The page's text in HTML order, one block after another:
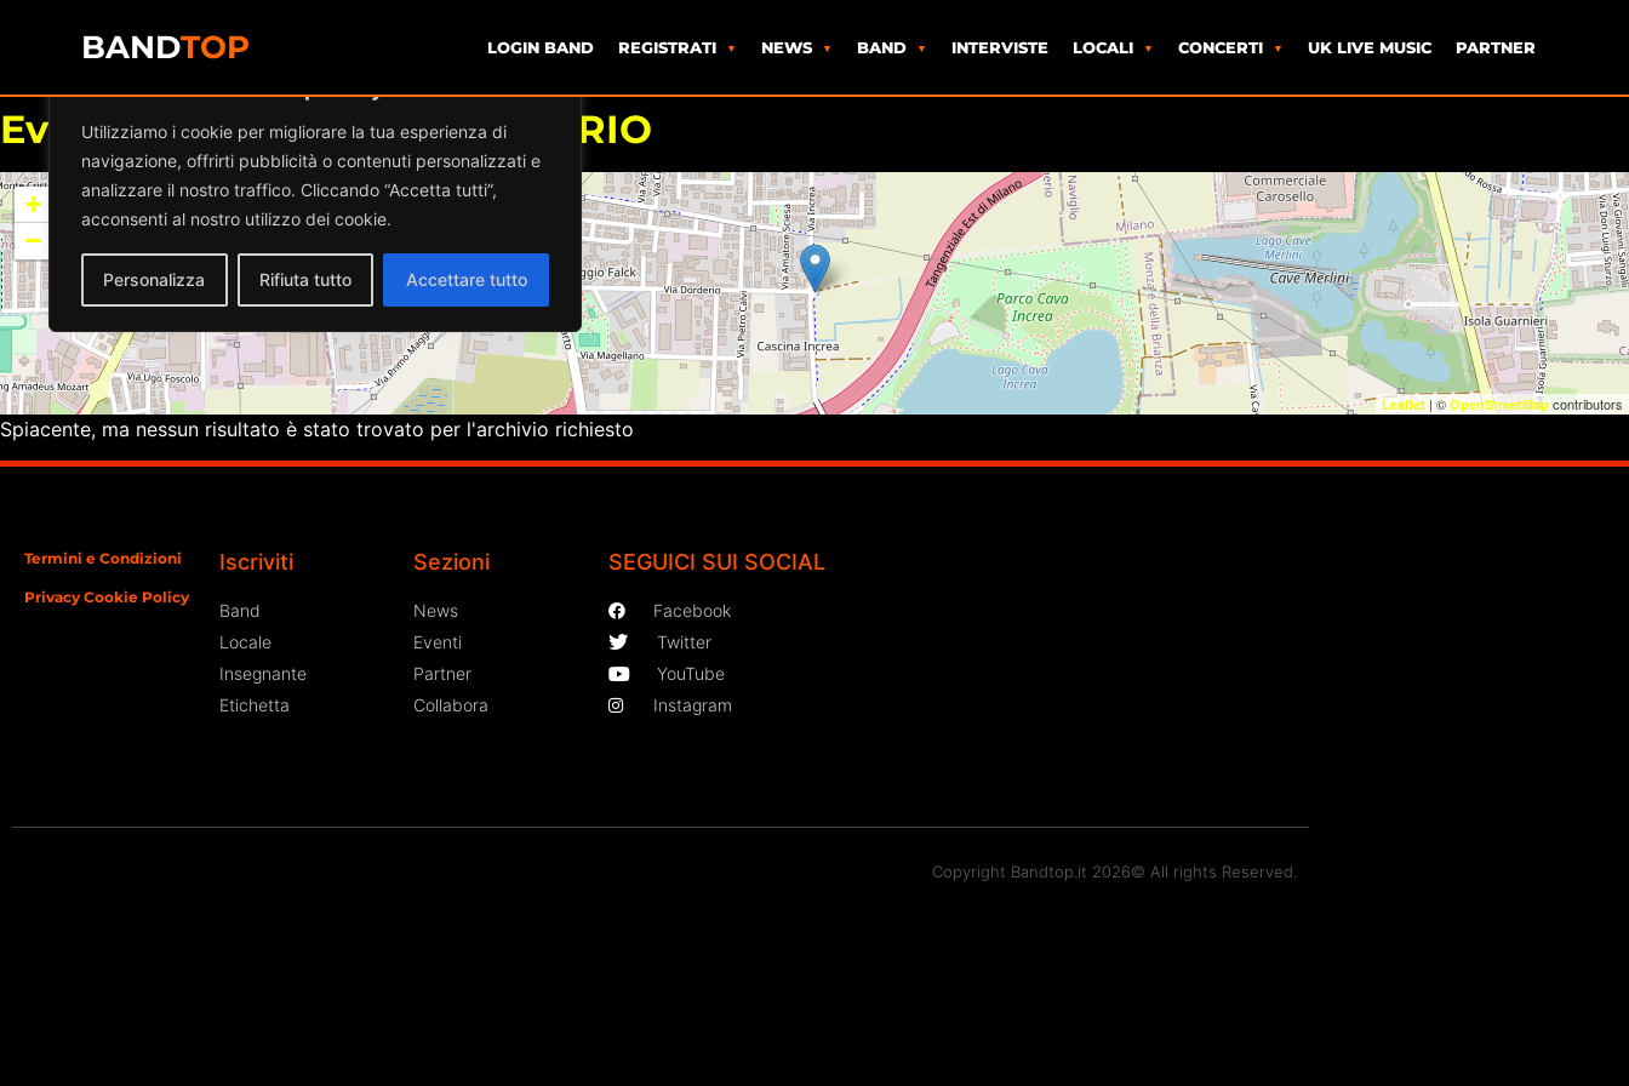
Utilizziamo i cookie per migliorare la tua esperienza di
navigazione, offrirti pubblicità o contenuti personalizzati e
analizzare il nostro traffico. Cliccando “Accetta tutti”,
acconsenti al nostro utilizzo dei cookie.
Personalizza Rifiuta tutto Accettare tutto
BANDTOP LOGIN BAND REGISTRATI NEWS BAND INTERVISTE LOCALI CONCERTI UK LIVE MUSIC PARTNER
Eventi aMASNADA BRUGHERIO
+
−
Leaflet | © OpenStreetMap contributors
Spiacente, ma nessun risultato è stato trovato per l'archivio richiesto
Termini e Condizioni
Privacy Cookie Policy
Iscriviti
Band
Locale
Insegnante
Etichetta
Sezioni
News
Eventi
Partner
Collabora
SEGUICI SUI SOCIAL
Facebook
Twitter
YouTube
Instagram
Copyright Bandtop.it 2026© All rights Reserved.